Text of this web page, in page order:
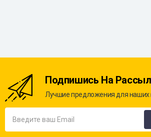
Подпишись На
Лучшие предложения для наших